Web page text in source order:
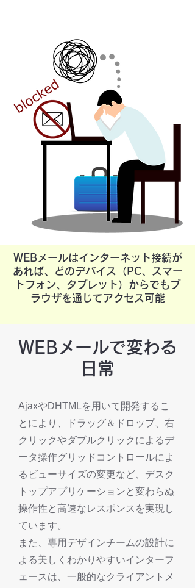
WEBメールはインターネット接続が
あれば、どのデバイス（PC、スマー
トフォン、タブレット）からでもブ
ラウザを通じてアクセス可能
WEBメールで変わる
日常
AjaxやDHTMLを用いて開発するこ
とにより、ドラッグ＆ドロップ、右
クリックやダブルクリックによるデ
ータ操作グリッドコントロールによ
るビューサイズの変更など、デスク
トップアプリケーションと変わらぬ
操作性と高速なレスポンスを実現し
ています。
また、専用デザインチームの設計に
よる美しくわかりやすいインターフ
ェースは、一般的なクライアントメ